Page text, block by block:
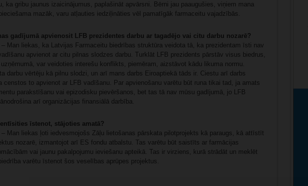
ka gribu jaunus izaicinājumus, paplašināt apvārsni. Bērni jau paaugušies, viņiem mana
mazāk, varu atļauties iedziļināties vēl pamatīgāk farmaceitu vajadzībās.
gadījumā apvienosit LFB prezidentes darbu ar tagadējo vai citu darbu nozarē?
– Man liekas, ka Latvijas Farmaceitu biedrības struktūra veidota tā, ka prezidentam īsti nav
apvienot ar citu pilnas slodzes darbu. Turklāt LFB prezidents pārstāv visus biedrus,
uzņēmumā, var veidoties interešu konflikts, piemēram, aizstāvot kādu likuma normu.
darbu vērtēju kā pilnu slodzi, un arī mans darbs Eiroaptiekā tāds ir. Ciestu arī darbs
censtos to apvienot ar LFB vadīšanu. Par apvienošanu varētu būt runa tikai tad, ja amats
parakstīšanu vai epizodisku pievēršanos, bet tas tā nav mūsu gadījumā, jo LFB
arī organizācijas finansiālā darbība.
īstenot, stājoties amatā?
– Man liekas ļoti iedvesmojošs Zāļu lietošanas pārskata pilotprojekts kā paraugs, kā attīstīt
nozarē, izmantojot arī ES fondu atbalstu. Tas varētu būt saistīts ar farmācijas
vai jaunu pakalpojumu ieviešanu apteikā. Tas ir virziens, kurā strādāt un meklēt
varētu īstenot šos veselības aprūpes projektus.